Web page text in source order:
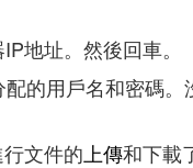
地址。然後回車。
的用戶名和密碼。
文件的 上傳和下載